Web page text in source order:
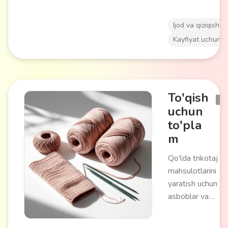
ichiga oladi. Bir
ijodiy faoliyat
orqali diqqatni
jamlash va
kamaytirishga
yordam beradi.
Dam olish va
badiiy
ko'nikmalarni
mos.
Ijod va qiziqishlar
Kayfiyat uchun
To'qish
uchun
to'pla
m
Qo'lda trikotaj
mahsulotlarini
yaratish uchun
asboblar va